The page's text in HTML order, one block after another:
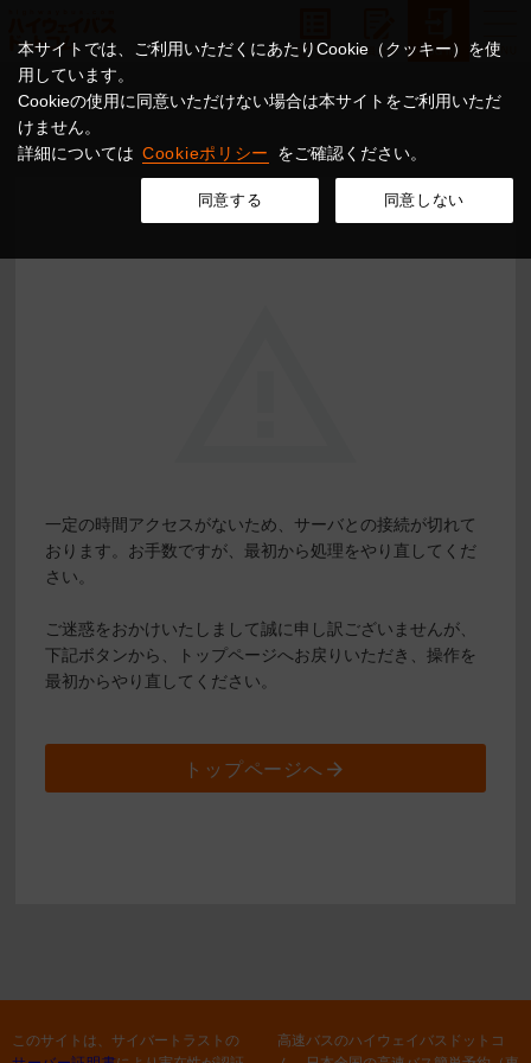
本サイトでは、ご利用いただくにあたりCookie（クッキー）を使
用しています。
Cookieの使用に同意いただけない場合は本サイトをご利用いただ
けません。
詳細については Cookieポリシー をご確認ください。
同意する 同意しない
一定の時間アクセスがないため、サーバとの接続が切れて
おります。お手数ですが、最初から処理をやり直してくだ
さい。
ご迷惑をおかけいたしまして誠に申し訳ございませんが、
下記ボタンから、トップページへお戻りいただき、操作を
最初からやり直してください。
トップページへ
このサイトは、サイバートラストの
高速バスのハイウェイバスドットコ